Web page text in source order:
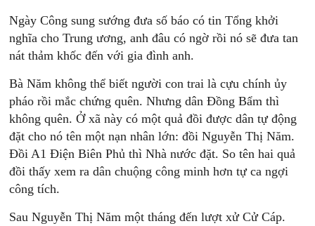
Ngày Công sung sướng đưa số báo có tin Tổng khởi
nghĩa cho Trung ương, anh đâu có ngờ rồi nó sẽ đưa tan
nát thảm khốc đến với gia đình anh.
Bà Năm không thể biết người con trai là cựu chính ủy
pháo rồi mắc chứng quên. Nhưng dân Đồng Bẩm thì
không quên. Ở xã này có một quả đồi được dân tự động
đặt cho nó tên một nạn nhân lớn: đồi Nguyễn Thị Năm.
Đồi A1 Điện Biên Phủ thì Nhà nước đặt. So tên hai quả
đồi thấy xem ra dân chuộng công minh hơn tự ca ngợi
công tích.
Sau Nguyễn Thị Năm một tháng đến lượt xử Cử Cáp.